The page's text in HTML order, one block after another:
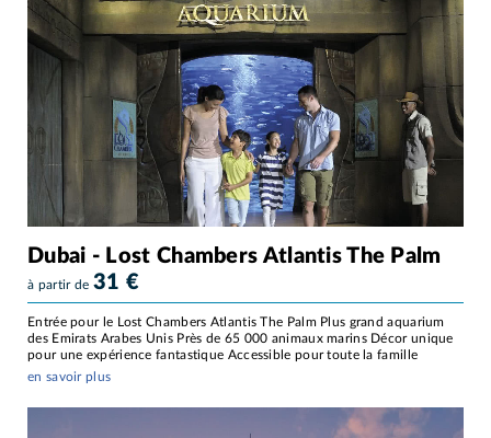
Dubai - Lost Chambers Atlantis The Palm
à partir de 31 €
Entrée pour le Lost Chambers Atlantis The Palm Plus grand aquarium
des Emirats Arabes Unis Près de 65 000 animaux marins Décor unique
pour une expérience fantastique Accessible pour toute la famille
en savoir plus